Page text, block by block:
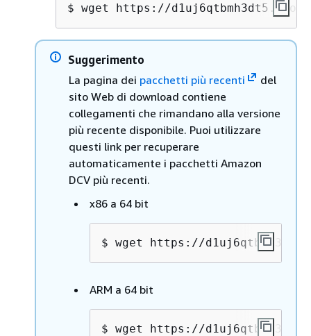
$ wget https://
Suggerimento
La pagina dei pacchetti più recenti
del
sito Web di download contiene
collegamenti che rimandano alla versione
più recente disponibile. Puoi utilizzare
questi link per recuperare
automaticamente i pacchetti Amazon
DCV più recenti.
x86 a 64 bit
$ wget https://
ARM a 64 bit
$ wget https://